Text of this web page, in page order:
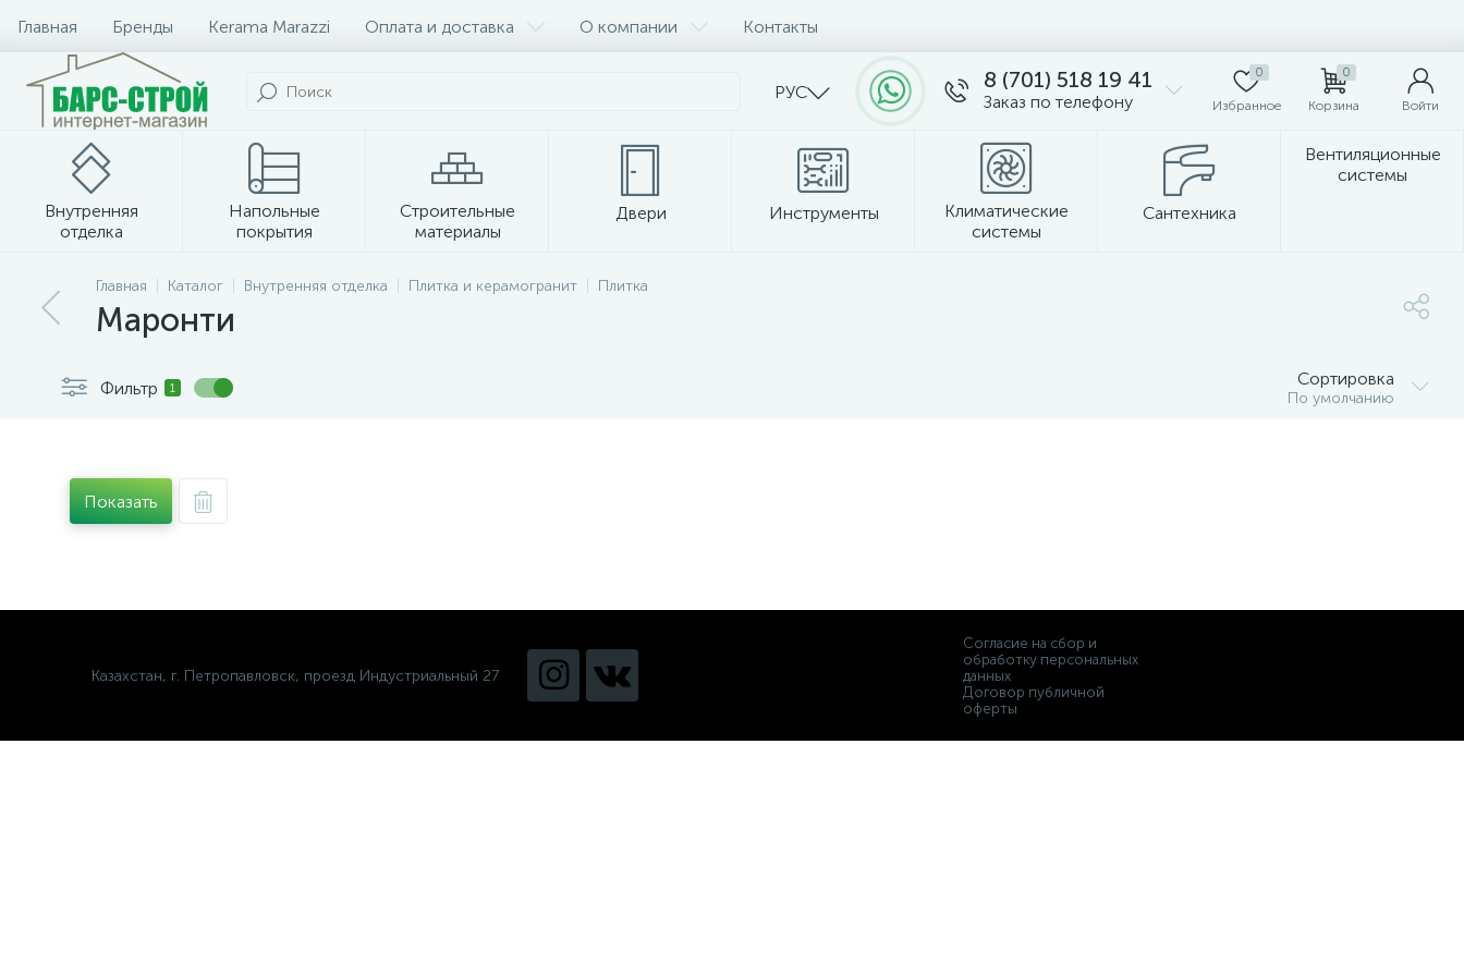
Главная Бренды Kerama Marazzi Оплата и доставка О компании Контакты
РУС 8 (701) 518 19 41
Заказ по телефону
0
Избранное
0
Корзина Войти
Внутренняя
отделка
Напольные
покрытия
Строительные
материалы
Двери Инструменты
Климатические
системы
Сантехника
Вентиляционные
системы
Плитка и керамогранит
Главная Каталог Внутренняя отделка Плитка и керамогранит Плитка
Маронти
Фильтр 1 Сортировка
По умолчанию
Показать
Казахстан, г. Петропавловск, проезд Индустриальный 27
Согласие на сбор и
обработку персональных
данных
Договор публичной
оферты